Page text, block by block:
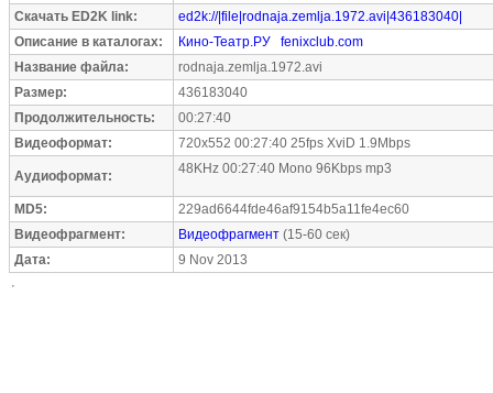
Скачать ED2K link:
ed2k://|file|rodnaja.zemlja.1972.avi|436183040|
Описание в каталогах:
Кино-Театр.РУ
fenixclub.com
Название файла:
rodnaja.zemlja.1972.avi
Размер:
436183040
Продолжительность:
00:27:40
Видеоформат:
720x552 00:27:40 25fps XviD 1.9Mbps
Аудиоформат: 48KHz 00:27:40 Mono 96Kbps mp3
MD5:
229ad6644fde46af9154b5a11fe4ec60
Видеофрагмент:
Видеофрагмент (15-60 сек)
Дата:
9 Nov 2013